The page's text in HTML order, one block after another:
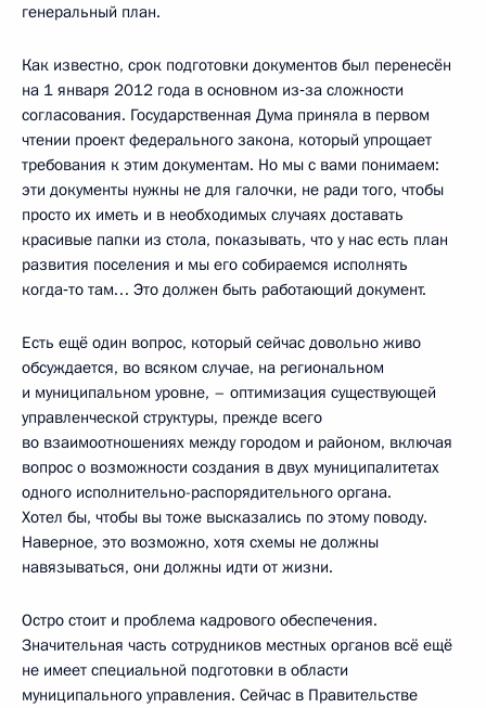
генеральный план.
Как известно, срок подготовки документов был перенесён
на 1 января 2012 года в основном из‑за сложности
согласования. Государственная Дума приняла в первом
чтении проект федерального закона, который упрощает
требования к этим документам. Но мы с вами понимаем:
эти документы нужны не для галочки, не ради того, чтобы
просто их иметь и в необходимых случаях доставать
красивые папки из стола, показывать, что у нас есть план
развития поселения и мы его собираемся исполнять
когда‑то там… Это должен быть работающий документ.
Есть ещё один вопрос, который сейчас довольно живо
обсуждается, во всяком случае, на региональном
и муниципальном уровне, – оптимизация существующей
управленческой структуры, прежде всего
во взаимоотношениях между городом и районом, включая
вопрос о возможности создания в двух муниципалитетах
одного исполнительно-распорядительного органа.
Хотел бы, чтобы вы тоже высказались по этому поводу.
Наверное, это возможно, хотя схемы не должны
навязываться, они должны идти от жизни.
Остро стоит и проблема кадрового обеспечения.
Значительная часть сотрудников местных органов всё ещё
не имеет специальной подготовки в области
муниципального управления. Сейчас в Правительстве